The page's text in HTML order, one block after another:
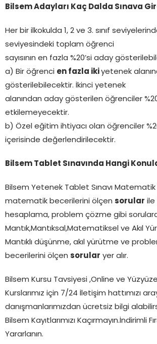
Bilsem Adayları Kaç Dalda Sınava
Her bir ilkokulda 1, 2 ve 3. sınıf
seviyesindeki toplam öğrenci
sayısının en fazla %20’si aday
a) Bir öğrenci en fazla iki yetenek
gösterilebilecektir. İkinci yetenek
alanından aday gösterilen öğrenciler
etkilemeyecektir.
b) Özel eğitim ihtiyacı olan öğrenciler
içerisinde değerlendirilecektir.
Bilsem Tablet Sınavında Hangi
Bilsem Yetenek Tablet Sınavı Matematik
matematik becerilerini ölçen sorular ile
hesaplama, problem çözme gibi
Mantık,Mantıksal,Matematiksel ve Akıl
Mantıklı düşünme, akıl yürütme ve
becerilerini ölçen sorular yer alır.
Bilsem Kursu Tavsiyesi ,Online ve
Kurslarımız için 7/24 İletişim hattımızı
danışmanlarımızdan ücretsiz bilgi
Bilsem Kayıtlarımızı Kaçırmayın.İndirimli
Yararlanın.